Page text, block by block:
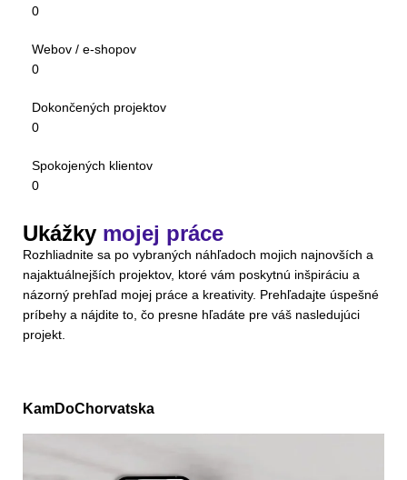
0
Webov / e-shopov
0
Dokončených projektov
0
Spokojených klientov
0
Ukážky mojej práce
Rozhliadnite sa po vybraných náhľadoch mojich najnovších a
najaktuálnejších projektov, ktoré vám poskytnú inšpiráciu a
názorný prehľad mojej práce a kreativity. Prehľadajte úspešné
príbehy a nájdite to, čo presne hľadáte pre váš nasledujúci
projekt.
KamDoChorvatska